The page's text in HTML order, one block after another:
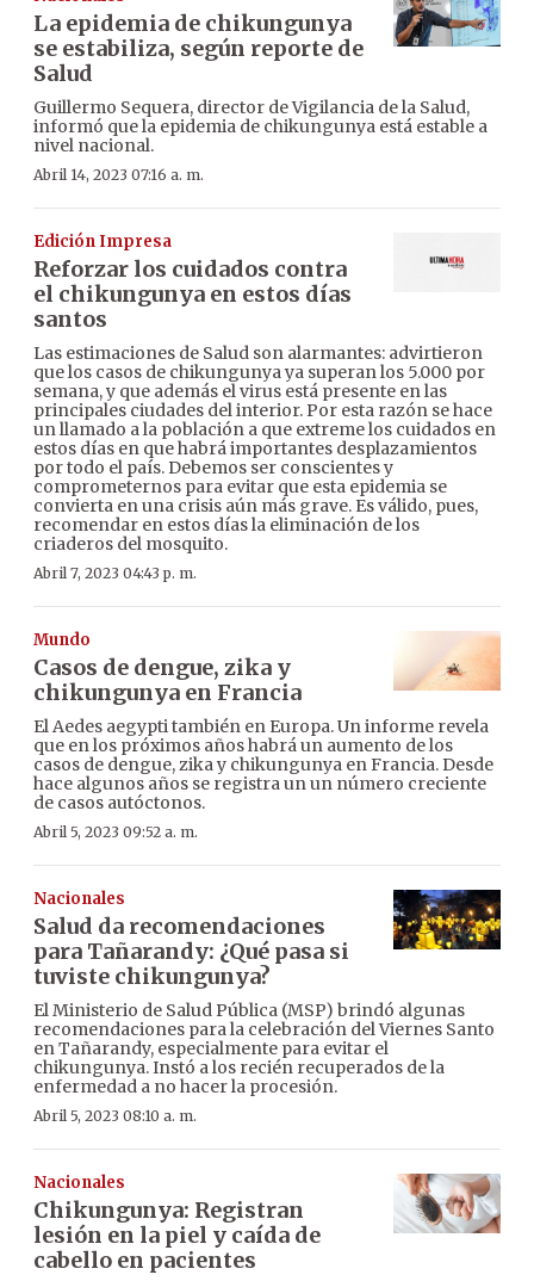
La epidemia de chikungunya
se estabiliza, según reporte de
Salud
Guillermo Sequera, director de Vigilancia de la Salud,
informó que la epidemia de chikungunya está estable a
nivel nacional.
Abril 14, 2023 07:16 a. m.
Edición Impresa
Reforzar los cuidados contra
el chikungunya en estos días
santos
Las estimaciones de Salud son alarmantes: advirtieron
que los casos de chikungunya ya superan los 5.000 por
semana, y que además el virus está presente en las
principales ciudades del interior. Por esta razón se hace
un llamado a la población a que extreme los cuidados en
estos días en que habrá importantes desplazamientos
por todo el país. Debemos ser conscientes y
comprometernos para evitar que esta epidemia se
convierta en una crisis aún más grave. Es válido, pues,
recomendar en estos días la eliminación de los
criaderos del mosquito.
Abril 7, 2023 04:43 p. m.
Mundo
Casos de dengue, zika y
chikungunya en Francia
El Aedes aegypti también en Europa. Un informe revela
que en los próximos años habrá un aumento de los
casos de dengue, zika y chikungunya en Francia. Desde
hace algunos años se registra un un número creciente
de casos autóctonos.
Abril 5, 2023 09:52 a. m.
Nacionales
Salud da recomendaciones
para Tañarandy: ¿Qué pasa si
tuviste chikungunya?
El Ministerio de Salud Pública (MSP) brindó algunas
recomendaciones para la celebración del Viernes Santo
en Tañarandy, especialmente para evitar el
chikungunya. Instó a los recién recuperados de la
enfermedad a no hacer la procesión.
Abril 5, 2023 08:10 a. m.
Nacionales
Chikungunya: Registran
lesión en la piel y caída de
cabello en pacientes